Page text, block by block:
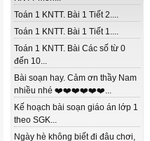
Toán 1 KNTT. Bài 1 Tiết 2....
Toán 1 KNTT. Bài 1 Tiết 1....
Toán 1 KNTT. Bài Các số từ 0
đến 10...
Bài soạn hay. Cảm ơn thầy Nam
nhiều nhé ❤️❤️❤️❤️❤️❤️...
Kế hoạch bài soạn giáo án lớp 1
theo SGK...
Ngày hè không biết đi đâu chơi,